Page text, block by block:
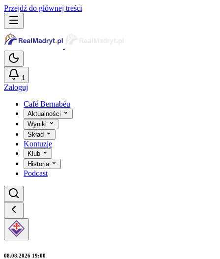
Przejdź do głównej treści
1
Zaloguj
Café Bernabéu
Aktualności
Wyniki
Skład
Kontuzje
Klub
Historia
Podcast
08.08.2026 19:00